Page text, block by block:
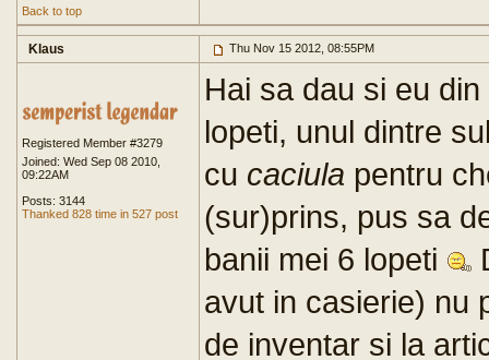
Back to top
Klaus Thu Nov 15 2012, 08:55PM
Registered Member #3279
Joined: Wed Sep 08 2010,
09:22AM
Posts: 3144
Thanked 828 time in 527 post
Hai sa dau si eu
lopeti, unul dintre
cu caciula pentru
(sur)prins, pus sa
banii mei 6 lopeti
avut in casierie) nu
de inventar si la